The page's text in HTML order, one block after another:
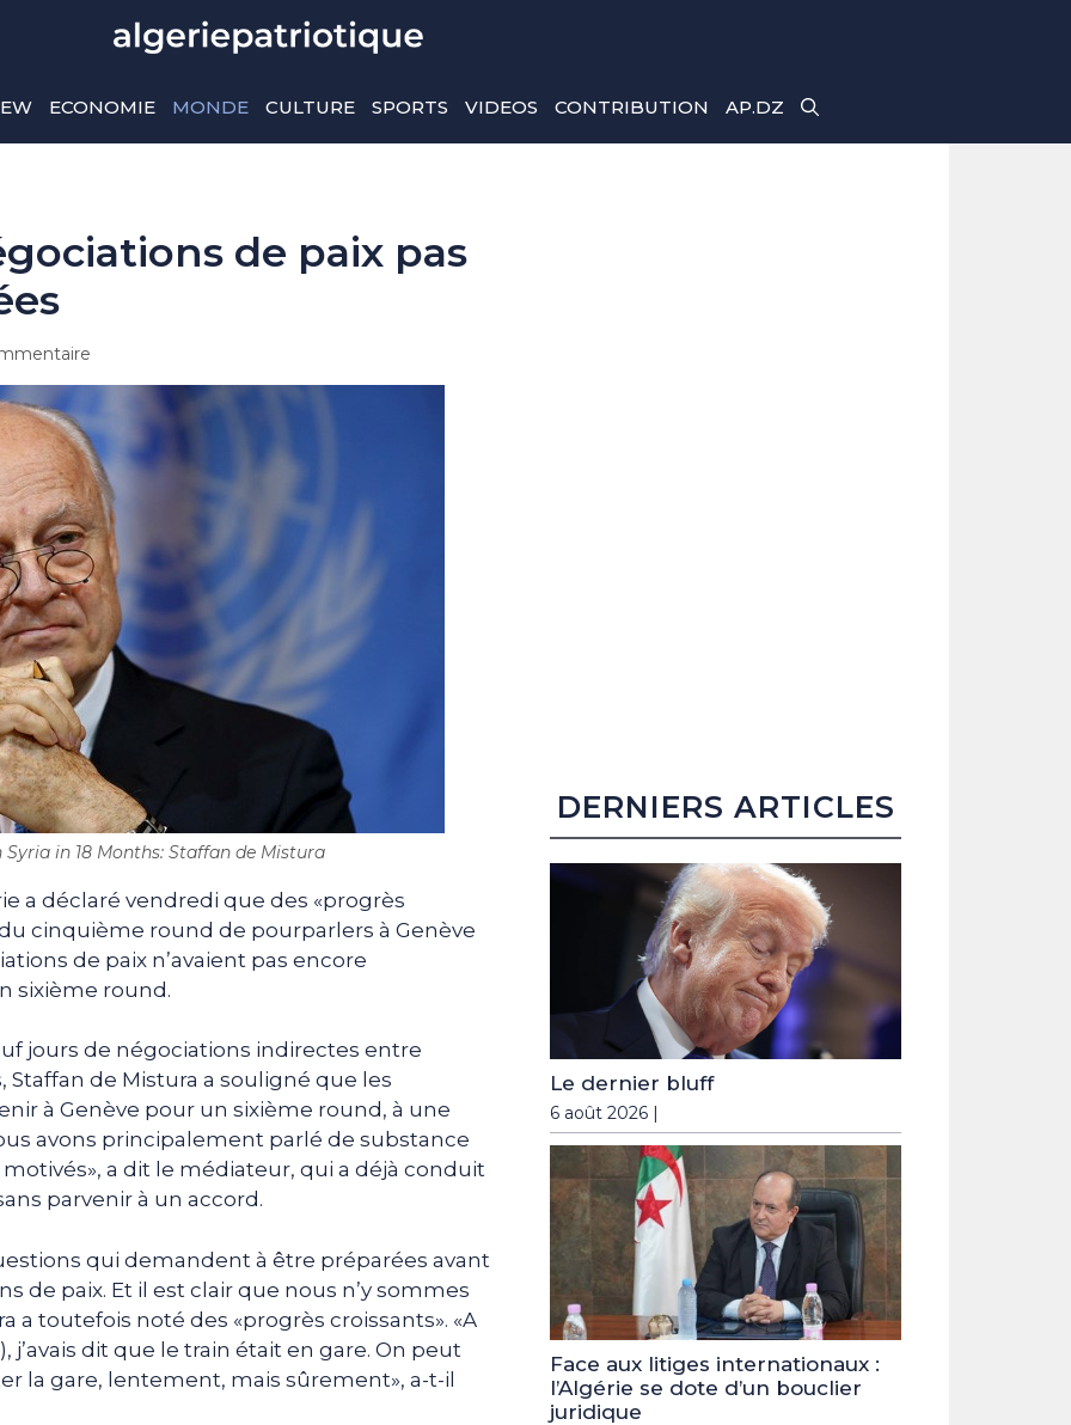
ECONOMIE MONDE CULTURE SPORTS VIDEOS CONTRIBUTION AP.DZ
de paix pas
Syria in 18 Months: Staffan de Mistura
a déclaré vendredi que des «progrès
cinquième round de pourparlers à Genève
de paix n’avaient pas encore
sixième round.
jours de négociations indirectes entre
de Mistura a souligné que les
à Genève pour un sixième round, à une
avons principalement parlé de substance
a dit le médiateur, qui a déjà conduit
parvenir à un accord.
qui demandent à être préparées avant
de paix. Et il est clair que nous n’y sommes
a toutefois noté des «progrès croissants». «A
dit que le train était en gare. On peut
la gare, lentement, mais sûrement», a-t-il
DERNIERS ARTICLES
Le dernier bluff
6 août 2026 |
Face aux litiges internationaux :
l’Algérie se dote d’un bouclier
juridique